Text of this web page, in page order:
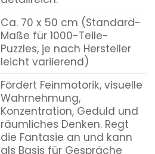
Ca. 70 x 50 cm (Standard-
Maße für 1000-Teile-
Puzzles, je nach Hersteller
leicht variierend)
Fördert Feinmotorik, visuelle
Wahrnehmung,
Konzentration, Geduld und
räumliches Denken. Regt
die Fantasie an und kann
als Basis für Gespräche